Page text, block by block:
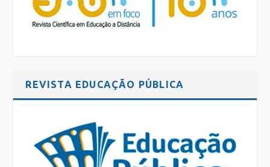
REVISTA EDUCAÇÃO PÚBLICA